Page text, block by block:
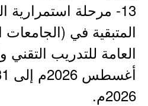
13- مرحلة
المتبقية في
2026م.